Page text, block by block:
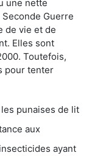
une nette
Guerre
de vie et de
Elles sont
Toutefois,
pour tenter
punaises de lit
aux
ayant